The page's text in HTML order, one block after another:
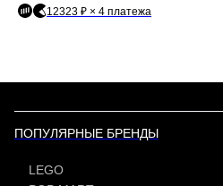
12323 ₽ × 4 платежа
ПОПУЛЯРНЫЕ БРЕНДЫ
LEGO